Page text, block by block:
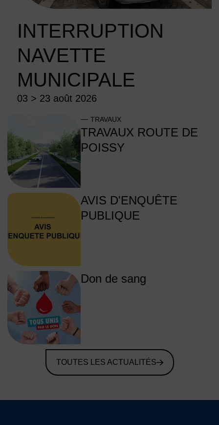
INTERRUPTION
NAVETTE
MUNICIPALE
03 > 23 août 2026
TRAVAUX ROUTE DE
POISSY
TRAVAUX
AVIS D'ENQUÊTE
PUBLIQUE
Don de sang
TOUTES LES ACTUALITÉS